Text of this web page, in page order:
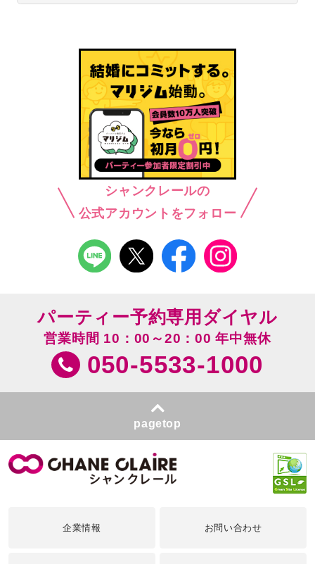
シャンクレールの
公式アカウントをフォロー
パーティー予約専用ダイヤル
営業時間 10：00～20：00 年中無休
050-5533-1000
pagetop
企業情報 お問い合わせ